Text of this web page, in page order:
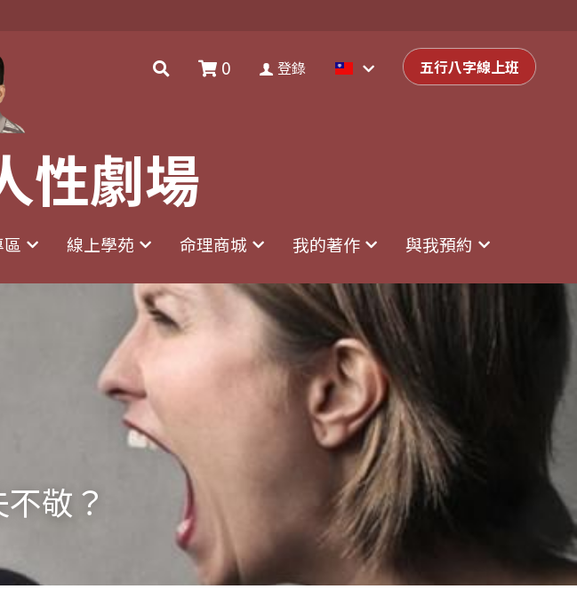
性劇場
線上學苑 命理商城 我的著作 與我預約
0 登錄 五行八字線上班
性劇場
線上學苑 命理商城 我的著作 與我預約
0 登錄 五行八字線上班
敬？